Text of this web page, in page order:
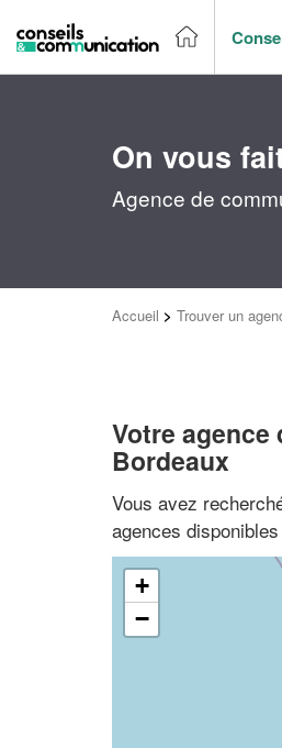
On vous
Agence de
Accueil > Trouver un
Votre agence
Bordeaux
Vous avez
agences
+
−